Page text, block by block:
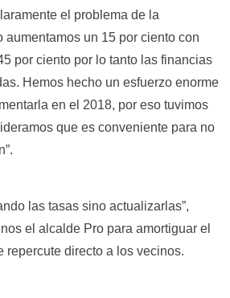
el problema de la
aumentamos un 15 por ciento con
por ciento por lo tanto las financias
Hemos hecho un esfuerzo enorme
en el 2018, por eso tuvimos
que es conveniente para no
las tasas sino actualizarlas”,
el alcalde Pro para amortiguar el
repercute directo a los vecinos.